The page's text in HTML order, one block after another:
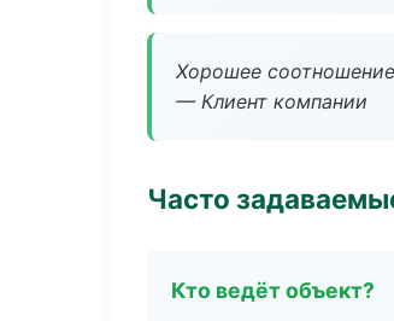
Хорошее
— Клиент компании
Часто
Кто ведёт объект?